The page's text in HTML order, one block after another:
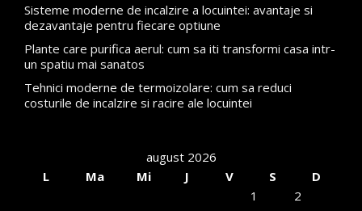
Sisteme moderne de incalzire a locuintei: avantaje si
dezavantaje pentru fiecare optiune
Plante care purifica aerul: cum sa iti transformi casa intr-
un spatiu mai sanatos
Tehnici moderne de termoizolare: cum sa reduci
costurile de incalzire si racire ale locuintei
august 2026
L
Ma Mi J V S
D
1
2